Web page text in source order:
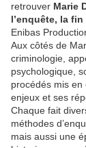
retrouver Marie
l’enquête, la
Enibas
Aux côtés de
criminologie,
psychologique,
procédés mis
enjeux et ses
Chaque fait
méthodes
mais aussi une